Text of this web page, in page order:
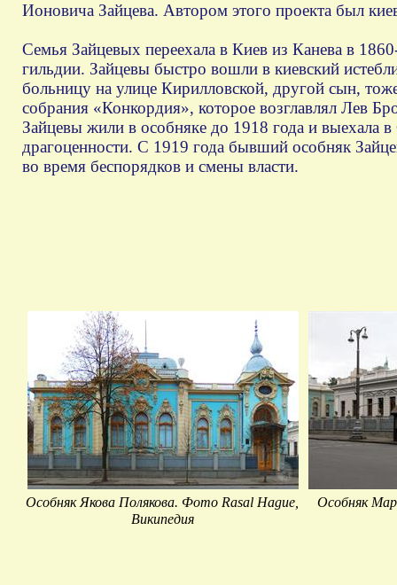
Ионовича Зайцева. Автором этого проекта был
Семья Зайцевых переехала в Киев из Канева в
гильдии. Зайцевы быстро вошли в киевский
больницу на улице Кирилловской, другой сын,
собрания «Конкордия», которое возглавлял Лев
Зайцевы жили в особняке до 1918 года и выехала
драгоценности. С 1919 года бывший особняк
во время беспорядков и смены власти.
Особняк Якова Полякова. Фото Rasal Hague,
Википедия
Особняк